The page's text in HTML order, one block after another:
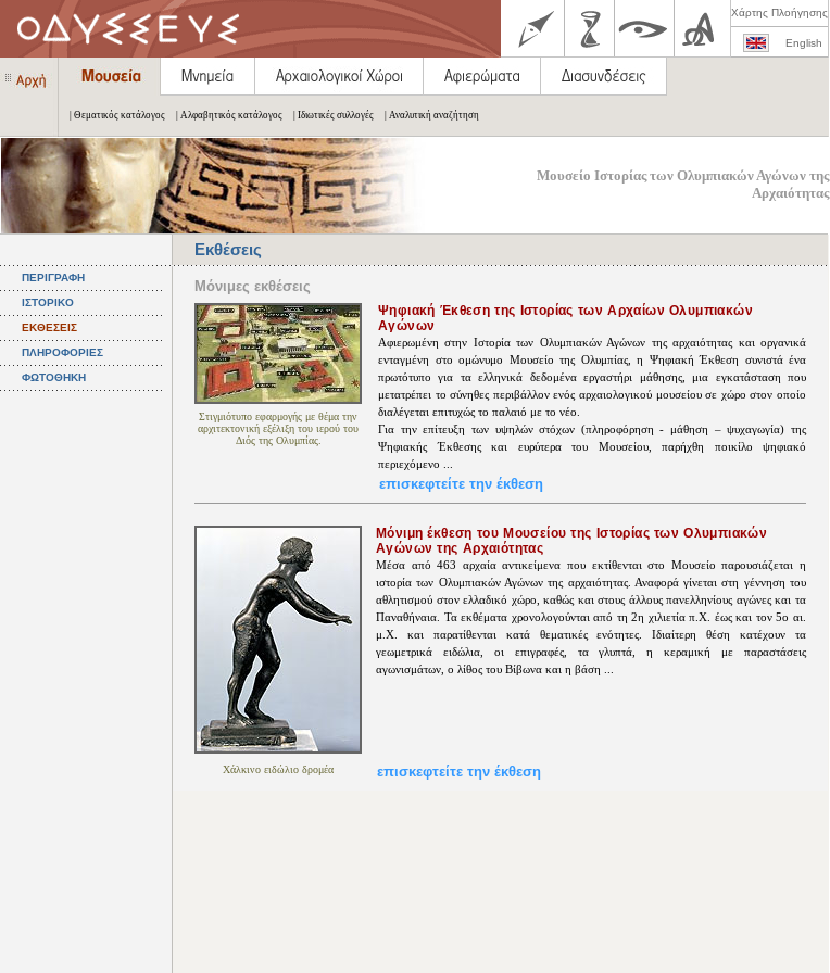
Χάρτης Πλοήγησης
English
| Θεματικός κατάλογος | Αλφαβητικός κατάλογος | Ιδιωτικές συλλογές | Αναλυτική αναζήτηση
Μουσείο Ιστορίας των Ολυμπιακών Αγώνων της
Αρχαιότητας
Εκθέσεις
ΠΕΡΙΓΡΑΦΗ
ΙΣΤΟΡΙΚΟ
ΕΚΘΕΣΕΙΣ
ΠΛΗΡΟΦΟΡΙΕΣ
ΦΩΤΟΘΗΚΗ
Μόνιμες εκθέσεις
Στιγμιότυπο εφαρμογής με θέμα την
αρχιτεκτονική εξέλιξη του ιερού του
Διός της Ολυμπίας.
Ψηφιακή Έκθεση της Ιστορίας των Αρχαίων Ολυμπιακών
Αγώνων
Αφιερωμένη στην Ιστορία των Ολυμπιακών Αγώνων της αρχαιότητας και οργανικά
ενταγμένη στο ομώνυμο Μουσείο της Ολυμπίας, η Ψηφιακή Έκθεση συνιστά ένα
πρωτότυπο για τα ελληνικά δεδομένα εργαστήρι μάθησης, μια εγκατάσταση που
μετατρέπει το σύνηθες περιβάλλον ενός αρχαιολογικού μουσείου σε χώρο στον οποίο
διαλέγεται επιτυχώς το παλαιό με το νέο.
Για την επίτευξη των υψηλών στόχων (πληροφόρηση - μάθηση – ψυχαγωγία) της
Ψηφιακής Έκθεσης και ευρύτερα του Μουσείου, παρήχθη ποικίλο ψηφιακό
περιεχόμενο ...
επισκεφτείτε την έκθεση
Χάλκινο ειδώλιο δρομέα
Μόνιμη έκθεση του Μουσείου της Ιστορίας των Ολυμπιακών
Αγώνων της Αρχαιότητας
Μέσα από 463 αρχαία αντικείμενα που εκτίθενται στο Μουσείο παρουσιάζεται η
ιστορία των Ολυμπιακών Αγώνων της αρχαιότητας. Αναφορά γίνεται στη γέννηση του
αθλητισμού στον ελλαδικό χώρο, καθώς και στους άλλους πανελληνίους αγώνες και τα
Παναθήναια. Τα εκθέματα χρονολογούνται από τη 2η χιλιετία π.Χ. έως και τον 5ο αι.
μ.Χ. και παρατίθενται κατά θεματικές ενότητες. Ιδιαίτερη θέση κατέχουν τα
γεωμετρικά ειδώλια, οι επιγραφές, τα γλυπτά, η κεραμική με παραστάσεις
αγωνισμάτων, ο λίθος του Βίβωνα και η βάση ...
επισκεφτείτε την έκθεση